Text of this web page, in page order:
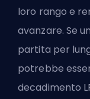
loro rango e
avanzare. Se
partita per
potrebbe
decadimento